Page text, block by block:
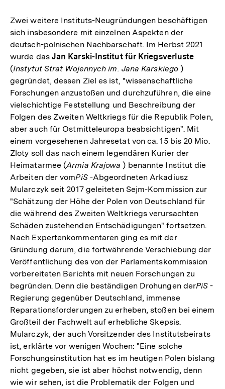
Zwei weitere Instituts-Neugründungen beschäftigen
sich insbesondere mit einzelnen Aspekten der
deutsch-polnischen Nachbarschaft. Im Herbst 2021
wurde das Jan Karski-Institut für Kriegsverluste
(Instytut Strat Wojennych im. Jana Karskiego)
gegründet, dessen Ziel es ist, "wissenschaftliche
Forschungen anzustoßen und durchzuführen, die eine
vielschichtige Feststellung und Beschreibung der
Folgen des Zweiten Weltkriegs für die Republik Polen,
aber auch für Ostmitteleuropa beabsichtigen". Mit
einem vorgesehenen Jahresetat von ca. 15 bis 20 Mio.
Zloty soll das nach einem legendären Kurier der
Heimatarmee (Armia Krajowa) benannte Institut die
Arbeiten der vomPiS -Abgeordneten Arkadiusz
Mularczyk seit 2017 geleiteten Sejm-Kommission zur
"Schätzung der Höhe der Polen von Deutschland für
die während des Zweiten Weltkriegs verursachten
Schäden zustehenden Entschädigungen" fortsetzen.
Nach Expertenkommentaren ging es mit der
Gründung darum, die fortwährende Verschiebung der
Veröffentlichung des von der Parlamentskommission
vorbereiteten Berichts mit neuen Forschungen zu
begründen. Denn die beständigen Drohungen derPiS-
Regierung gegenüber Deutschland, immense
Reparationsforderungen zu erheben, stoßen bei einem
Großteil der Fachwelt auf erhebliche Skepsis.
Mularczyk, der auch Vorsitzender des Institutsbeirats
ist, erklärte vor wenigen Wochen: "Eine solche
Forschungsinstitution hat es im heutigen Polen bislang
nicht gegeben, sie ist aber höchst notwendig, denn
wie wir sehen, ist die Problematik der Folgen und